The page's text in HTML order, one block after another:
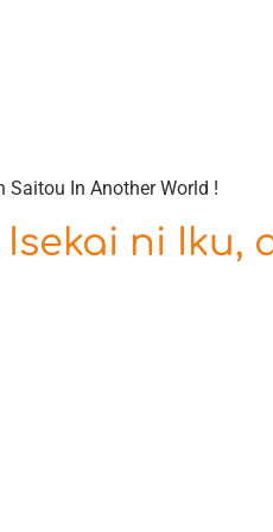
Saitou In Another World !
ni Iku,